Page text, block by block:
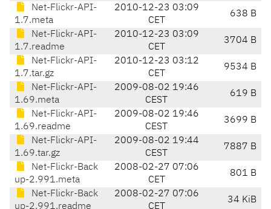
Net-Flickr-API-
1.7.meta
2010-12-23 03:09
CET
638 B
Net-Flickr-API-
1.7.readme
2010-12-23 03:09
CET
3704 B
Net-Flickr-API-
1.7.tar.gz
2010-12-23 03:12
CET
9534 B
Net-Flickr-API-
1.69.meta
2009-08-02 19:46
CEST
619 B
Net-Flickr-API-
1.69.readme
2009-08-02 19:46
CEST
3699 B
Net-Flickr-API-
1.69.tar.gz
2009-08-02 19:44
CEST
7887 B
Net-Flickr-Back
up-2.991.meta
2008-02-27 07:06
CET
801 B
Net-Flickr-Back
up-2.991.readme
2008-02-27 07:06
CET
34 KiB